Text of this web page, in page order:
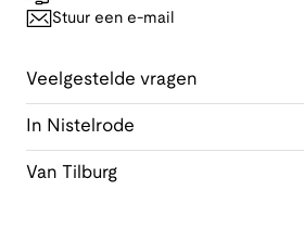
Stuur een e-mail
Veelgestelde vragen
In Nistelrode
Van Tilburg